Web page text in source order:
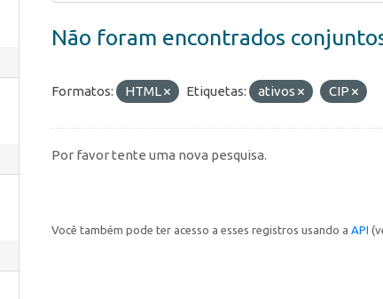
Não foram encontrados
Formatos: HTML Etiquetas: ativos CIP
Por favor tente uma nova pesquisa.
Você também pode ter acesso a esses registros usando a API